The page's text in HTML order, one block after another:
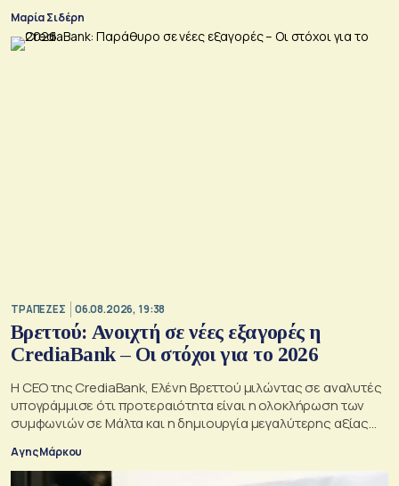
Μαρία Σιδέρη
ΤΡΑΠΕΖΕΣ 06.08.2026, 19:38
Βρεττού: Ανοιχτή σε νέες εξαγορές η
CrediaBank – Οι στόχοι για το 2026
Η CEO της CrediaBank, Ελένη Βρεττού μιλώντας σε αναλυτές
υπογράμμισε ότι προτεραιότητα είναι η ολοκλήρωση των
συμφωνιών σε Μάλτα και η δημιουργία μεγαλύτερης αξίας
για τους μετόχους
Αγης Μάρκου